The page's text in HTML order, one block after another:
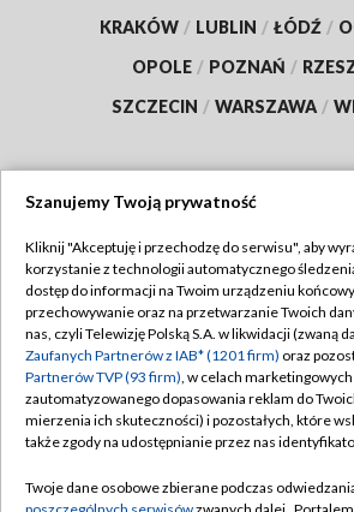
KRAKÓW / LUBLIN / ŁÓDŹ /
OPOLE / POZNAŃ /
SZCZECIN / WARSZAWA /
TVP
Abonament TVP
Emisja w TVP
Centrum informacji TVP
Naziemna Telewizja Cyfrowa
Rada Programowa
Regulamin TVP
Polityka
Moje zgody
Pomoc
Szanujemy Twoją prywatność
Kliknij "Akceptuję i przechodzę do serwisu", aby
korzystanie z technologii automatycznego
dostęp do informacji na Twoim urządzeniu
przechowywanie oraz na przetwarzanie Twoich
nas, czyli Telewizję Polską S.A. w likwidacji (zwaną
Zaufanych Partnerów z IAB* (1201 firm) oraz
Partnerów TVP (93 firm), w celach
zautomatyzowanego dopasowania reklam do
mierzenia ich skuteczności) i pozostałych, które
także zgody na udostępnianie przez nas
Twoje dane osobowe zbierane podczas